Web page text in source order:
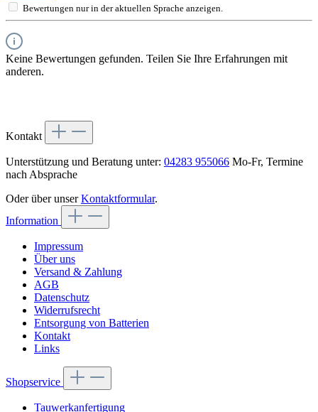
Bewertungen nur in der aktuellen Sprache anzeigen.
Keine Bewertungen gefunden. Teilen Sie Ihre Erfahrungen mit
anderen.
Kontakt
Unterstützung und Beratung unter: 04283 955066 Mo-Fr, Termine
nach Absprache
Oder über unserKontaktformular.
Information
Impressum
Über uns
Versand & Zahlung
AGB
Datenschutz
Widerrufsrecht
Entsorgung von Batterien
Kontakt
Links
Shopservice
Tauwerkanfertigung